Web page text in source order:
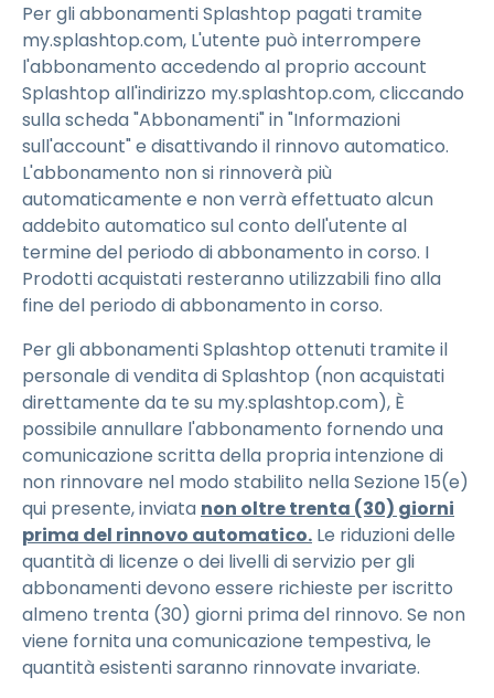
Per gli abbonamenti Splashtop pagati tramite
my.splashtop.com, L'utente può interrompere
l'abbonamento accedendo al proprio account
Splashtop all'indirizzo my.splashtop.com, cliccando
sulla scheda "Abbonamenti" in "Informazioni
sull'account" e disattivando il rinnovo automatico.
L'abbonamento non si rinnoverà più
automaticamente e non verrà effettuato alcun
addebito automatico sul conto dell'utente al
termine del periodo di abbonamento in corso. I
Prodotti acquistati resteranno utilizzabili fino alla
fine del periodo di abbonamento in corso.
Per gli abbonamenti Splashtop ottenuti tramite il
personale di vendita di Splashtop (non acquistati
direttamente da te su my.splashtop.com), È
possibile annullare l'abbonamento fornendo una
comunicazione scritta della propria intenzione di
non rinnovare nel modo stabilito nella Sezione 15(e)
qui presente, inviata non oltre trenta (30) giorni
prima del rinnovo automatico. Le riduzioni delle
quantità di licenze o dei livelli di servizio per gli
abbonamenti devono essere richieste per iscritto
almeno trenta (30) giorni prima del rinnovo. Se non
viene fornita una comunicazione tempestiva, le
quantità esistenti saranno rinnovate invariate.